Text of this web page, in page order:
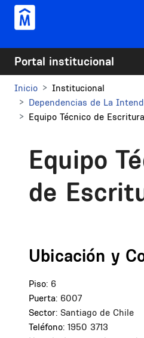
Pasar al contenido principal
Portal institucional
Inicio
Institucional
Dependencias de La
Equipo Técnico de
Equipo
de
Ubicación y
Piso: 6
Puerta: 6007
Sector: Santiago de Chile
Teléfono: 1950 3713